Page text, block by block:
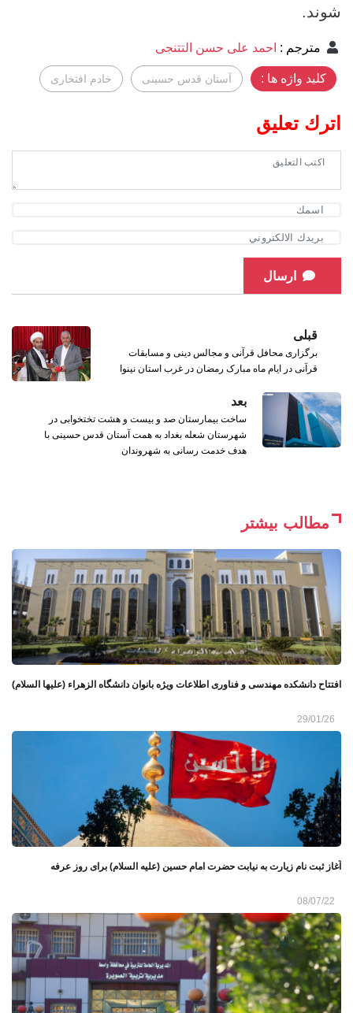
شوند.
مترجم : احمد علی حسن التتنجی
کلید واژه ها : آستان قدس حسینی خادم افتخاری
اترك تعليق
ارسال
قبلی
برگزاری محافل قرآنی و مجالس دینی و مسابقات
قرآنی در ایام ماه مبارک رمضان در غرب استان نینوا
بعد
ساخت بیمارستان صد و بیست و هشت تختخوابی در
شهرستان شعله بغداد به همت آستان قدس حسینی با
هدف خدمت رسانی به شهروندان
مطالب بیشتر
افتتاح دانشکده مهندسی و فناوری اطلاعات ویژه بانوان دانشگاه الزهراء (علیها السلام)
29/01/26
آغاز ثبت نام زیارت به نیابت حضرت امام حسین (علیه السلام) برای روز عرفه
08/07/22